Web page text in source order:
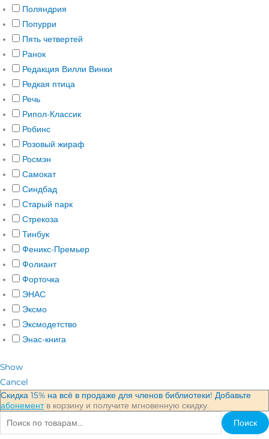
Поляндрия
Попурри
Пять четвертей
Ранок
Редакция Вилли Винки
Редкая птица
Речь
Рипол-Классик
Робинс
Розовый жираф
Росмэн
Самокат
Синдбад
Старый парк
Стрекоза
Тинбук
Феникс-Премьер
Фолиант
Форточка
ЭНАС
Эксмо
Эксмодетство
Энас-книга
Show
Cancel
Скидка 15% на всё в продаже для членов библиотеки! Добавьте
абонементв корзину и получите мгновенную скидку.
Поиск